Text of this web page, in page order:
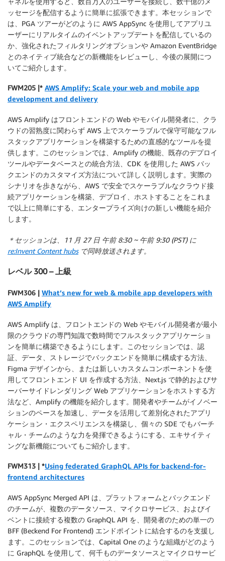
ッセージを配信するように簡単に拡張できます。本セッションで
は、PGA ツアーがどのように AWS AppSync を使用してアプリユ
ーザーにリアルタイムのイベントアップデートを配信しているの
か、強化されたフィルタリングオプションや Amazon EventBridge
とのネイティブ統合などの新機能をレビューし、今後の展開につ
いてご紹介します。
FWM205 |* AWS Amplify: Scale your web and mobile app
development and delivery
AWS Amplify はフロントエンドの Web やモバイル開発者に、クラ
ウドの習熟度に関わらず AWS 上でスケーラブルで保守可能なフル
スタックアプリケーションを構築するための直感的なツールを提
供します。このセッションでは、Amplify の機能、既存のデプロイ
ツールやデータベースとの統合方法、CDK を使用した AWS バッ
クエンドのカスタマイズ方法について詳しく説明します。実際の
シナリオを歩きながら、AWS で安全でスケーラブルなクラウド接
続アプリケーションを構築、デプロイ、ホストすることをこれま
で以上に簡単にする、エンタープライズ向けの新しい機能を紹介
します。
＊セッションは、11 月 27 日 午前 8:30 ~ 午前 9:30 (PST) に
re:Invent Content hubsで同時放送されます。
レベル 300 – 上級
FWM306 | What’s new for web & mobile app developers with
AWS Amplify
AWS Amplify は、フロントエンドの Web やモバイル開発者が最小
限のクラウドの専門知識で数時間でフルスタックアプリケーショ
ンを簡単に構築できるようにします。このセッションでは、認
証、データ、ストレージでバックエンドを簡単に構成する方法、
Figma デザインから、または新しいカスタムコンポーネントを使
用してフロントエンド UI を作成する方法、Next.js で静的およびサ
ーバーサイドレンダリング Web アプリケーションをホストする方
法など、Amplify の機能を紹介します。開発者やチームがイノベー
ションのペースを加速し、データを活用して差別化されたアプリ
ケーション・エクスペリエンスを構築し、個々の SDE でもバーチ
ャル・チームのような力を発揮できるようにする、エキサイティ
ングな新機能についてもご紹介します。
FWM313 | *Using federated GraphQL APIs for backend-for-
frontend architectures
AWS AppSync Merged API は、プラットフォームとバックエンド
のチームが、複数のデータソース、マイクロサービス、およびイ
ベントに接続する複数の GraphQL API を、開発者のための単一の
BFF (Beckend For Frontend) エンドポイントに結合するのを支援し
ます。このセッションでは、Capital One のような組織がどのよう
に GraphQL を使用して、何千ものデータソースとマイクロサービ